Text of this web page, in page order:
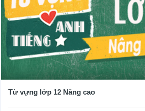
Từ vựng lớp 12 Nâng cao